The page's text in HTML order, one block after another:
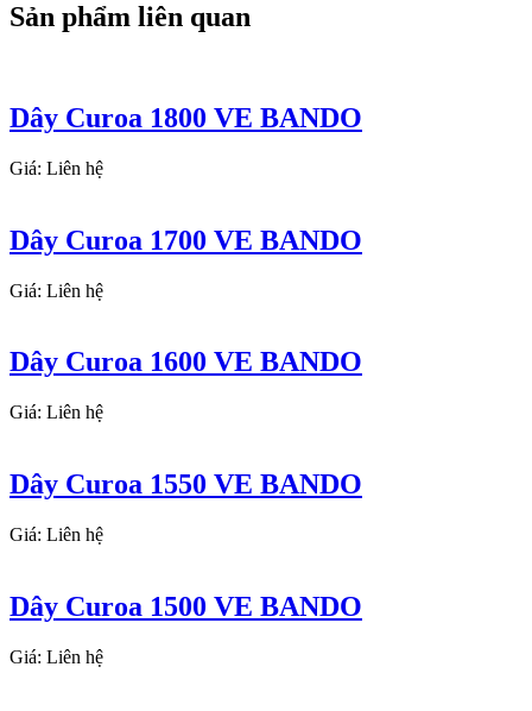
Sản phẩm liên quan
Dây Curoa 1800 VE BANDO
Giá: Liên hệ
Dây Curoa 1700 VE BANDO
Giá: Liên hệ
Dây Curoa 1600 VE BANDO
Giá: Liên hệ
Dây Curoa 1550 VE BANDO
Giá: Liên hệ
Dây Curoa 1500 VE BANDO
Giá: Liên hệ